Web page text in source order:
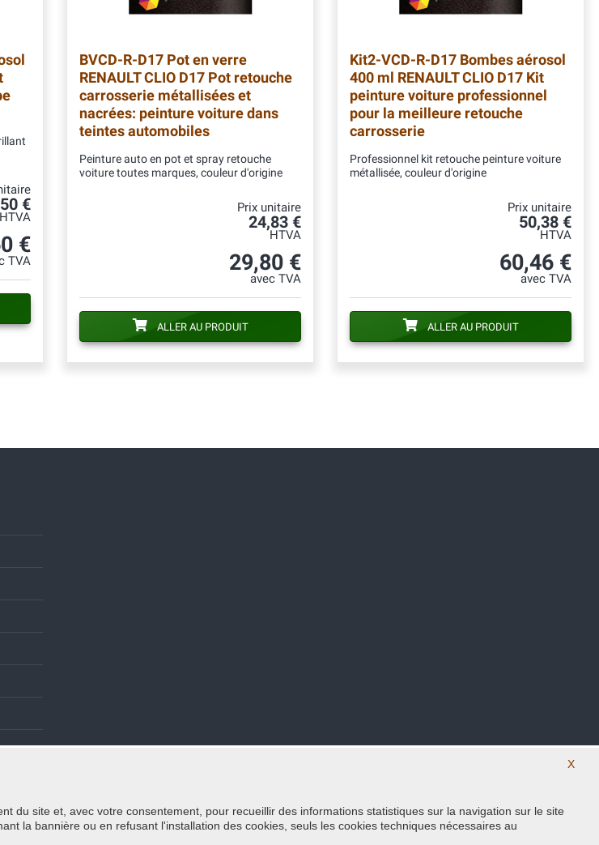
€
HTVA
€
TVA
BVCD-R-D17 Pot en verre
RENAULT CLIO D17 Pot retouche
carrosserie métallisées et
nacrées: peinture voiture dans
teintes automobiles
Peinture auto en pot et spray retouche
voiture toutes marques, couleur d'origine
Prix unitaire
24,83 €
HTVA
29,80 €
avec TVA
ALLER AU PRODUIT
Kit2-VCD-R-D17 Bombes aérosol
400 ml RENAULT CLIO D17 Kit
peinture voiture professionnel
pour la meilleure retouche
carrosserie
Professionnel kit retouche peinture voiture
métallisée, couleur d'origine
Prix unitaire
50,38 €
HTVA
60,46 €
avec TVA
ALLER AU PRODUIT
Credits:E-COMIT Suivez nous sur nos réseaux sociaux
X
du site et, avec votre consentement, pour recueillir des informations statistiques sur la navigation sur le site
la bannière ou en refusant l'installation des cookies, seuls les cookies techniques nécessaires au